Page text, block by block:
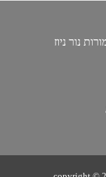
נור ניוז